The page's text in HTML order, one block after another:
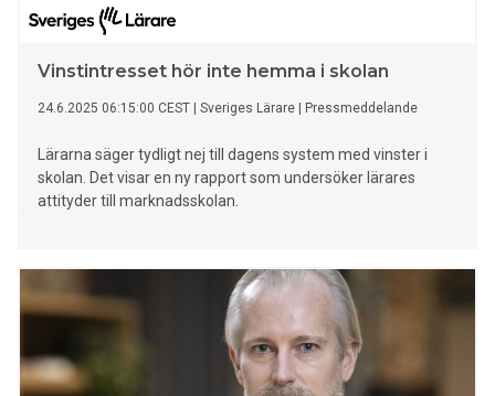
Vinstintresset hör inte hemma i skolan
24.6.2025 06:15:00 CEST Sveriges Lärare Pressmeddelande
Lärarna säger tydligt nej till dagens system med vinster i
skolan. Det visar en ny rapport som undersöker lärares
attityder till marknadsskolan.